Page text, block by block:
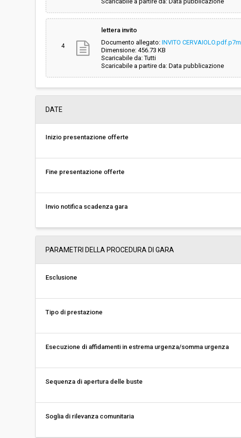
4
lettera invito
Documento allegato: INVITO CERVAIOLO.pdf.p7m
Dimensione: 456.73 KB
Scaricabile da: Tutti
Scaricabile a partire da: Data pubblicazione
DATE
Inizio presentazione offerte
Fine presentazione offerte
Invio notifica scadenza gara
PARAMETRI DELLA PROCEDURA DI GARA
Esclusione
Tipo di prestazione
Esecuzione di affidamenti in estrema urgenza/somma urgenza
Sequenza di apertura delle buste
Soglia di rilevanza comunitaria